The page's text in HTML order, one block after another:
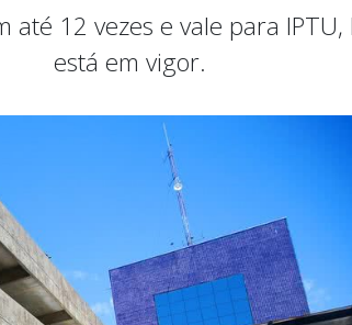
12 vezes e vale para IPTU,
está em vigor.